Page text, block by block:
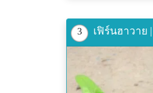
3 เฟิร์นฮาวาย